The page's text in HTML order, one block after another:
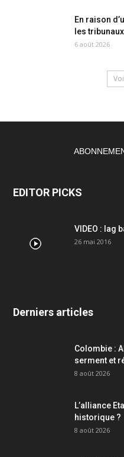
En raison
les
6 août 2026
EDITOR PICKS
VIDEO : lag
26 mai 2016
Derniers articles
Colombie :
serment et
8 août 2026
L’alliance
historique ?
8 août 2026